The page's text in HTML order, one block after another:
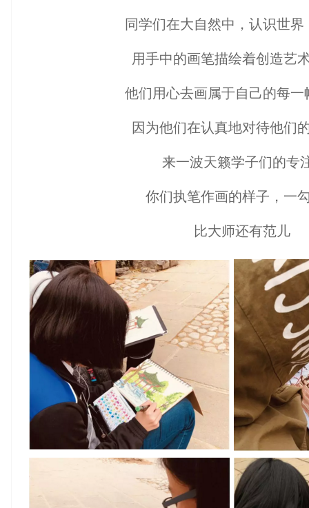
同学们在大自然中，认识世界
用手中的画笔描绘着创造艺
他们用心去画属于自己的每一
因为他们在认真地对待他们
来一波天籁学子们的专
你们执笔作画的样子，一
比大师还有范儿